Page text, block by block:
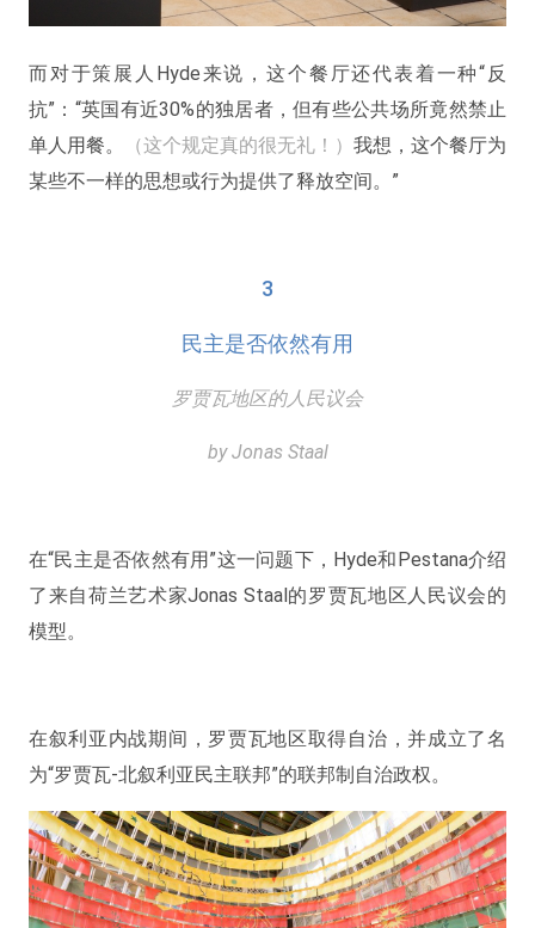
而对于策展人Hyde来说，这个餐厅还代表着一种“反
抗”：“英国有近30%的独居者，但有些公共场所竟然禁止
单人用餐。
（这个规定真的很无礼！）我想，这个餐厅为
某些不一样的思想或行为提供了释放空间。”
3
民主是否依然有用
罗贾瓦地区的人民议会
by Jonas Staal
在“民主是否依然有用”这一问题下，Hyde和Pestana介绍
了来自荷兰艺术家Jonas Staal的罗贾瓦地区人民议会的
模型。
在叙利亚内战期间，罗贾瓦地区取得自治，并成立了名
为“罗贾瓦-北叙利亚民主联邦”的联邦制自治政权。